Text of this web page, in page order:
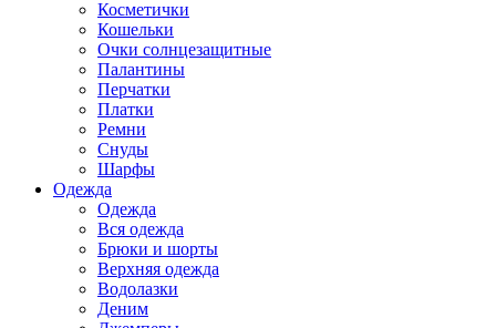
Косметички
Кошельки
Очки солнцезащитные
Палантины
Перчатки
Платки
Ремни
Снуды
Шарфы
Одежда
Одежда
Вся одежда
Брюки и шорты
Верхняя одежда
Водолазки
Деним